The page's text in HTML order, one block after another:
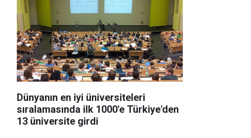
Dünyanın en iyi üniversiteleri
sıralamasında ilk 1000'e Türkiye'den
13 üniversite girdi